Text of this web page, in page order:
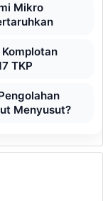
Mikro
TKP
Menyusut?